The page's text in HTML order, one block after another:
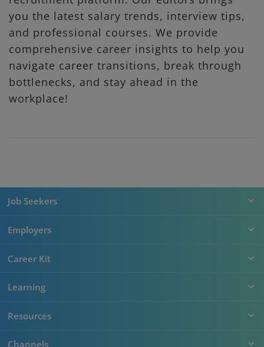
you the latest salary trends, interview tips,
and professional courses. We provide
comprehensive career insights to help you
navigate career transitions, break through
bottlenecks, and stay ahead in the
workplace!
Job Seekers
Employers
Career Kit
Learning
Resources
Channels